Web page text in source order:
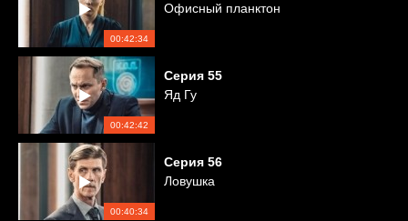
00:42:34
Офисный планктон
00:42:42
Серия 55
Яд Гу
00:40:34
Серия 56
Ловушка